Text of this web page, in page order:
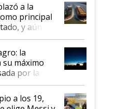
a la
principal
y aún así
seis de cada
el
la
su máximo
por la
a los 19,